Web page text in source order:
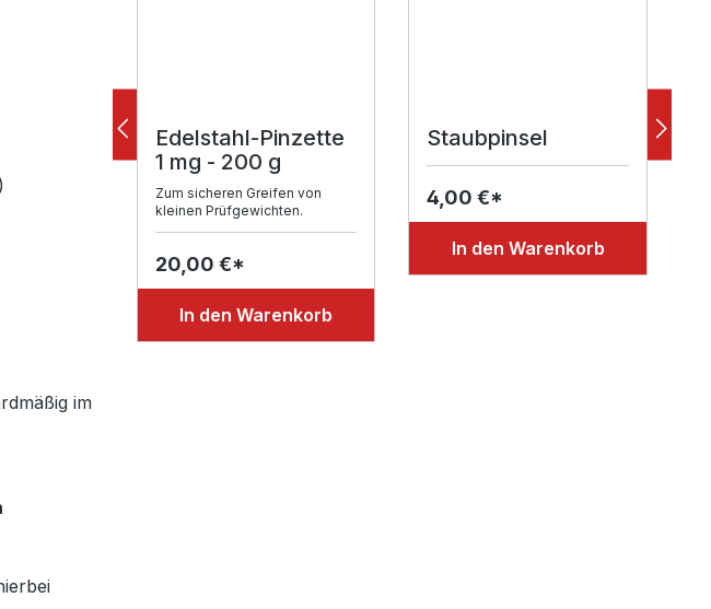
im
Edelstahl-Pinzette
1 mg - 200 g
Zum sicheren Greifen von
kleinen Prüfgewichten.
20,00 €*
In den Warenkorb
Staubpinsel
4,00 €*
In den Warenkorb